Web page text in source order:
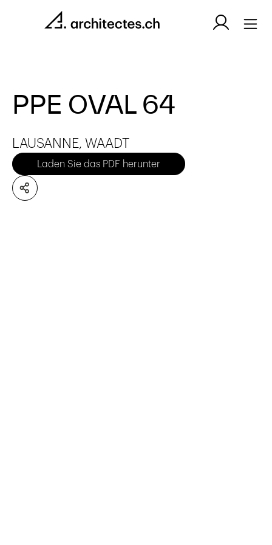
PPE OVAL 64
LAUSANNE, WAADT
Laden Sie das PDF herunter